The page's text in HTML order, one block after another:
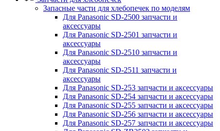
Запасные части для хлебопечек по моделям
Для Panasonic SD-2500 запчасти и
аксессуары
Для Panasonic SD-2501 запчасти и
аксессуары
Для Panasonic SD-2510 запчасти и
аксессуары
Для Panasonic SD-2511 запчасти и
аксессуары
Для Panasonic SD-253 запчасти и аксессуары
Для Panasonic SD-254 запчасти и аксессуары
Для Panasonic SD-255 запчасти и аксессуары
Для Panasonic SD-256 запчасти и аксессуары
Для Panasonic SD-257 запчасти и аксессуары